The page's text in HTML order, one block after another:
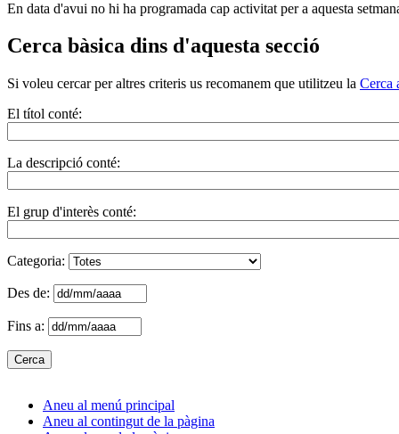
En data d'avui no hi ha programada cap activitat per a aquesta
Cerca bàsica dins d'aquesta secció
Si voleu cercar per altres criteris us recomanem que utilitzeu la Cerca
El títol conté:
La descripció conté:
El grup d'interès conté:
Categoria:
Des de:
Fins a:
Aneu al menú principal
Aneu al contingut de la pàgina